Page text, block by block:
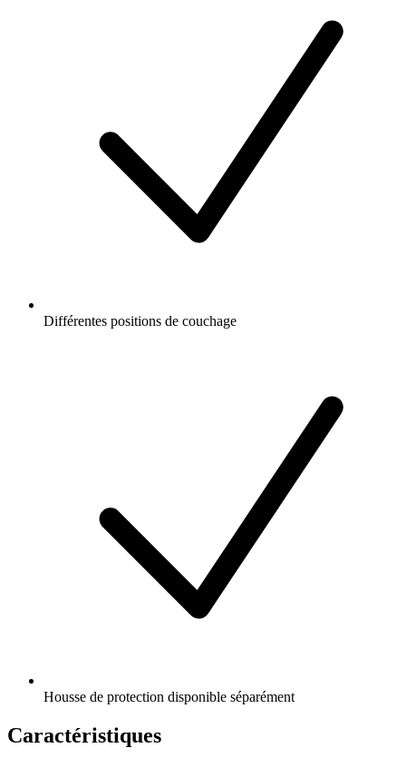
Différentes positions de couchage
Housse de protection disponible séparément
Caractéristiques